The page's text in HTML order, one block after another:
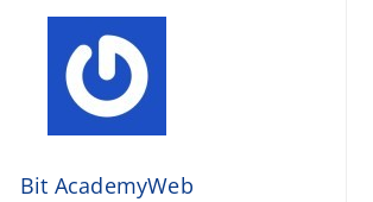
Bit AcademyWeb